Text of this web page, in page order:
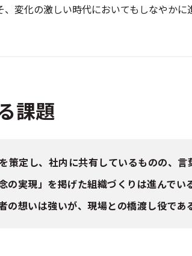
、変化の激しい時代においてもしなやかに
課題
策定し、社内に共有しているものの、
念の実現」を掲げた組織づくりは進んで
の想いは強いが、現場との橋渡し役で